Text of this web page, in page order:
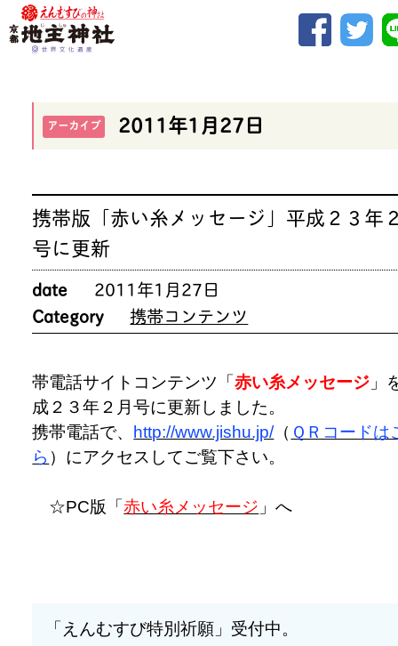
アーカイブ 2011年1月27日
携帯版「赤い糸メッセージ」平成２３年
号に更新
date
2011年1月27日
Category
携帯コンテンツ
帯電話サイトコンテンツ「赤い糸メッセージ 」
成２３年２月号に更新しました。
携帯電話で、 http://www.jishu.jp/（ ＱＲコードは
ら ）にアクセスしてご覧下さい。
☆PC版「赤い糸メッセージ 」へ
「えんむすび特別祈願」受付中。